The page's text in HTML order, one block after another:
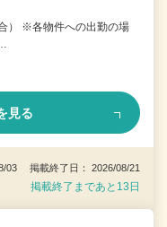
） ※各物件への出勤の場
見る
03 掲載終了日： 2026/08/21
掲載終了まであと13日